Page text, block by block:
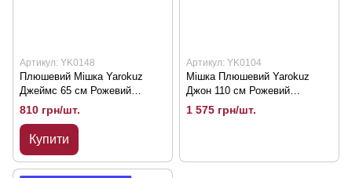
Артикул: YK0148
Плюшевий Мішка Yarokuz
Джеймс 65 см Рожевий
(YK0148)
810 грн/шт.
Купити
Артикул: YK0104
Мішка Плюшевий Yarokuz
Джон 110 см Рожевий
(YK0104)
1 575 грн/шт.